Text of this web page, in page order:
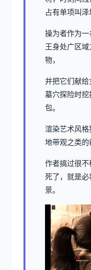
占有单项叫
操为者作为
王身处广区
物，
并把它们献
墓穴探险时
包。
渲染艺术风
地带观之类的
作者搞过很
死了，就是
景。